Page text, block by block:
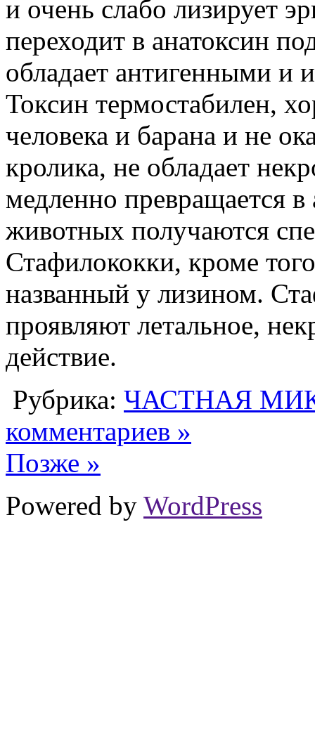
и очень слабо лизирует
переходит в анатоксин
обладает антигенными и
Токсин термостабилен,
человека и барана и не
кролика, не обладает
медленно превращается
животных получаются
Стафилококки, кроме
названный у лизином.
проявляют летальное,
действие.
Рубрика: ЧАСТНАЯ
комментариев »
Позже »
Powered by WordPress